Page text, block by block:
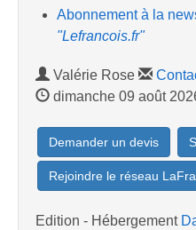
Abonnement à la
"Lefrancois.fr"
Valérie Rose
dimanche 09 août
Demander un devis
Rejoindre le réseau
Edition - Hébergement